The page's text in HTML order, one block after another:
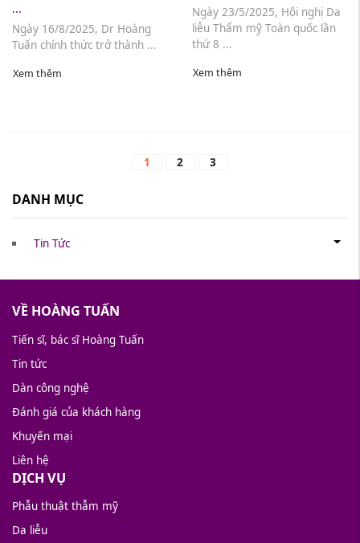
...
Ngày 16/8/2025, Dr Hoàng
Tuấn chính thức trở thành ...
Xem thêm
Ngày 23/5/2025, Hội nghị Da
liễu Thẩm mỹ Toàn quốc lần
thứ 8 ...
Xem thêm
1 2 3
DANH MỤC
Tin Tức
VỀ HOÀNG TUẤN
Tiến sĩ, bác sĩ Hoàng Tuấn
Tin tức
Dàn công nghệ
Đánh giá của khách hàng
Khuyến mại
Liên hệ
DỊCH VỤ
Phẫu thuật thẫm mỹ
Da liễu